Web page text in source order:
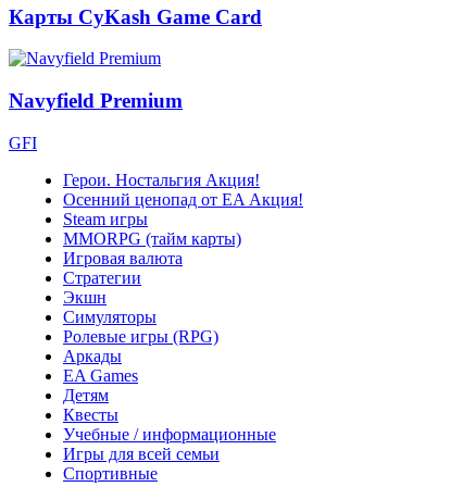
Карты CyKash Game Card
Navyfield Premium
GFI
Герои. Ностальгия Акция!
Осенний ценопад от EA Акция!
Steam игры
MMORPG (тайм карты)
Игровая валюта
Стратегии
Экшн
Симуляторы
Ролевые игры (RPG)
Аркады
EA Games
Детям
Квесты
Учебные / информационные
Игры для всей семьи
Спортивные